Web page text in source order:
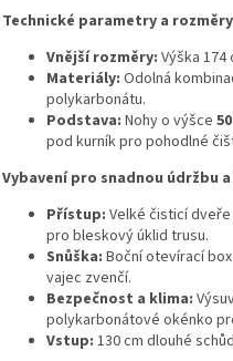
Technické parametry a
Vnější rozměry: Výška
Materiály: Odolná
polykarbonátu.
Podstava: Nohy o výšce
pod kurník pro pohodlné
Vybavení pro snadnou údržbu
Přístup: Velké čisticí dveře
pro bleskový úklid trusu.
Snůška: Boční otevírací
vajec zvenčí.
Bezpečnost a klima:
polykarbonátové okénko
Vstup: 130 cm dlouhé